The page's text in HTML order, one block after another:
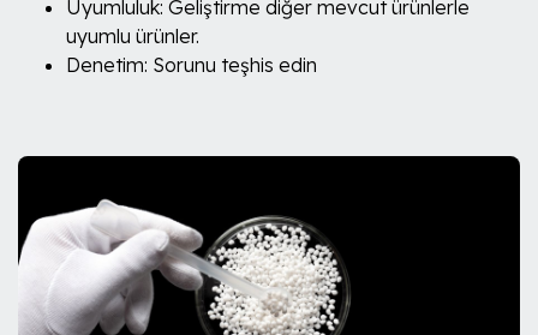
Uyumluluk: Geliştirme diğer mevcut ürünlerle
uyumlu ürünler.
Denetim: Sorunu teşhis edin